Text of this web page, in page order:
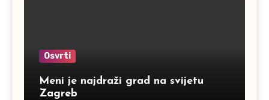
Osvrti
Meni je najdraži grad na svijetu
Zagreb